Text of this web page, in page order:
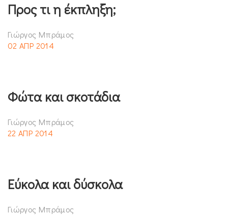
Προς τι η έκπληξη;
Γιώργος Μπράμος
02 ΑΠΡ 2014
Φώτα και σκοτάδια
Γιώργος Μπράμος
22 ΑΠΡ 2014
Εύκολα και δύσκολα
Γιώργος Μπράμος